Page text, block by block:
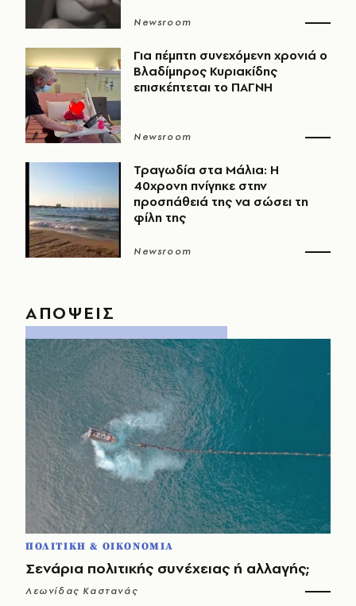
Newsroom
Για πέμπτη συνεχόμενη χρονιά ο
Βλαδίμηρος Κυριακίδης
επισκέπτεται το ΠΑΓΝΗ
Newsroom
Τραγωδία στα Μάλια: Η
40χρονη πνίγηκε στην
προσπάθειά της να σώσει τη
φίλη της
Newsroom
ΑΠΟΨΕΙΣ
ΠΟΛΙΤΙΚΗ & ΟΙΚΟΝΟΜΙΑ
Σενάρια πολιτικής συνέχειας ή αλλαγής;
Λεωνίδας Καστανάς